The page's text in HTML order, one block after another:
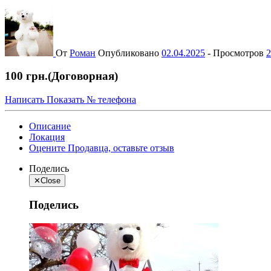
От Роман Опубликовано 02.04.2025 - Просмотров
100 грн.(Договорная)
Написать Показать № телефона
Описание
Локация
Оцените Продавца, оставьте отзыв
Поделись
✕Close
Поделись